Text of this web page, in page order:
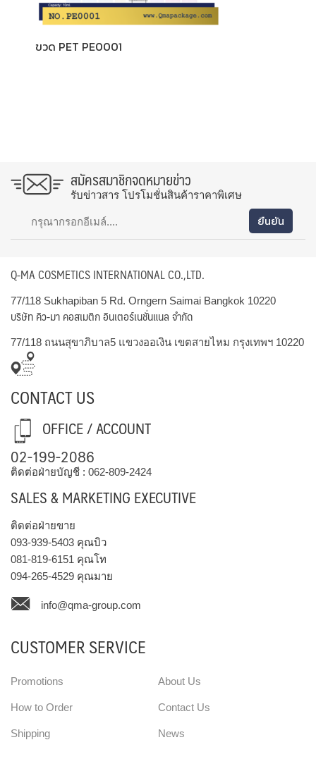
ขวด PET PE0001
สมัครสมาชิกจดหมายข่าว
รับข่าวสาร โปรโมชั่นสินค้าราคาพิเศษ
Q-MA COSMETICS INTERNATIONAL CO.,LTD.
77/118 Sukhapiban 5 Rd. Orngern Saimai Bangkok 10220
บริษัท คิว-มา คอสเมติก อินเตอร์เนชั่นแนล จำกัด
77/118 ถนนสุขาภิบาล5 แขวงออเงิน เขตสายไหม กรุงเทพฯ 10220
CONTACT US
OFFICE / ACCOUNT
02-199-2086
ติดต่อฝ่ายบัญชี : 062-809-2424
SALES & MARKETING EXECUTIVE
ติดต่อฝ่ายขาย
093-939-5403 คุณบิว
081-819-6151 คุณโท
094-265-4529 คุณมาย
info@qma-group.com
CUSTOMER SERVICE
Promotions
How to Order
Shipping
About Us
Contact Us
News